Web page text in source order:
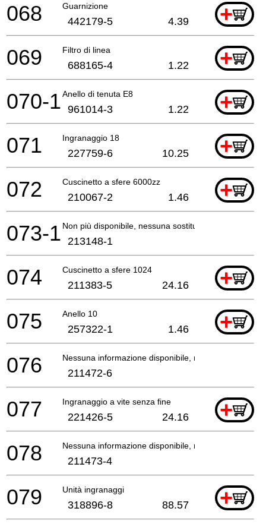
Guarnizione +
068 442179-5 4.39
Filtro di linea +
069 688165-4 1.22
Anello di tenuta E8 +
070-1 961014-3 1.22
Ingranaggio 18 +
071 227759-6 10.25
Cuscinetto a sfere 6000zz +
072 210067-2 1.46
Non più disponibile, nessuna sostituzione
073-1 213148-1
Cuscinetto a sfere 1024 +
074 211383-5 24.16
Anello 10 +
075 257322-1 1.46
Nessuna informazione disponibile, non ordinabile
076 211472-6
Ingranaggio a vite senza fine +
077 221426-5 24.16
Nessuna informazione disponibile, non ordinabile
078 211473-4
Unità ingranaggi +
079 318896-8 88.57